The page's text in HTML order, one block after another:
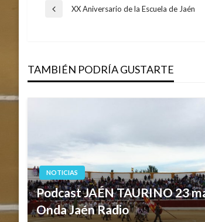
Navegación
entradas
Entrada
XX Aniversario de la Escuela de Jaén
TAMBIÉN PODRÍA GUSTARTE
NOTICIAS
Podcast JAÉN TAURINO 23
Onda Jaén Radio